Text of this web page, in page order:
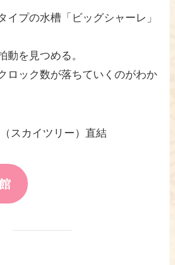
イプの水槽「ビッグシャーレ」
動を見つめる。
ロック数が落ちていくのがわか
スカイツリー）直結